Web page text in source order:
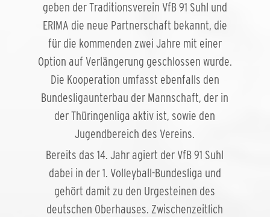
geben der Traditionsverein VfB 91 Suhl und
ERIMA die neue Partnerschaft bekannt, die
für die kommenden zwei Jahre mit einer
Option auf Verlängerung geschlossen wurde.
Die Kooperation umfasst ebenfalls den
Bundesligaunterbau der Mannschaft, der in
der Thüringenliga aktiv ist, sowie den
Jugendbereich des Vereins.
Bereits das 14. Jahr agiert der VfB 91 Suhl
dabei in der 1. Volleyball-Bundesliga und
gehört damit zu den Urgesteinen des
deutschen Oberhauses. Zwischenzeitlich